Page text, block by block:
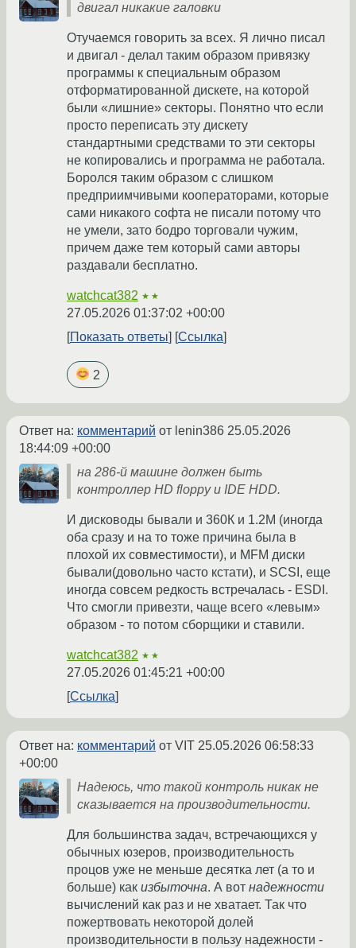
двигал никакие галовки
Отучаемся говорить за всех. Я лично писал
и двигал - делал таким образом привязку
программы к специальным образом
отформатированной дискете, на которой
были «лишние» секторы. Понятно что если
просто переписать эту дискету
стандартными средствами то эти секторы
не копировались и программа не работала.
Боролся таким образом с слишком
предприимчивыми кооператорами, которые
сами никакого софта не писали потому что
не умели, зато бодро торговали чужим,
причем даже тем который сами авторы
раздавали бесплатно.
watchcat382 ★★
27.05.2026 01:37:02 +00:00
Показать ответы
Ссылка
2
Ответ на: комментарий от lenin386 25.05.2026
18:44:09 +00:00
на 286-й машине должен быть
контроллер HD floppy и IDE HDD.
И дисководы бывали и 360К и 1.2М (иногда
оба сразу и на то тоже причина была в
плохой их совместимости), и MFM диски
бывали(довольно часто кстати), и SCSI, еще
иногда совсем редкость встречалась - ESDI.
Что смогли привезти, чаще всего «левым»
образом - то потом сборщики и ставили.
watchcat382 ★★
27.05.2026 01:45:21 +00:00
Ссылка
Ответ на: комментарий от VIT 25.05.2026 06:58:33
+00:00
Надеюсь, что такой контроль никак не
сказывается на производительности.
Для большинства задач, встречающихся у
обычных юзеров, производительность
процов уже не меньше десятка лет (а то и
больше) как избыточна. А вот надежности
вычислений как раз и не хватает. Так что
пожертвовать некоторой долей
производительности в пользу надежности -